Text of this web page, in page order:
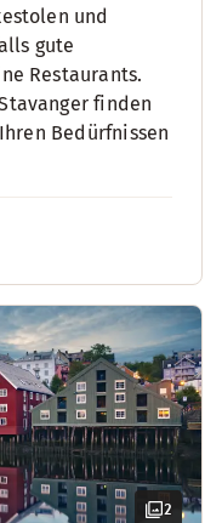
und
gute
Restaurants.
finden
Bedürfnissen
2